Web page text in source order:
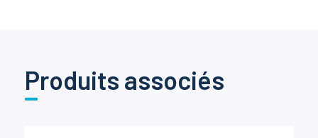
Produits associés